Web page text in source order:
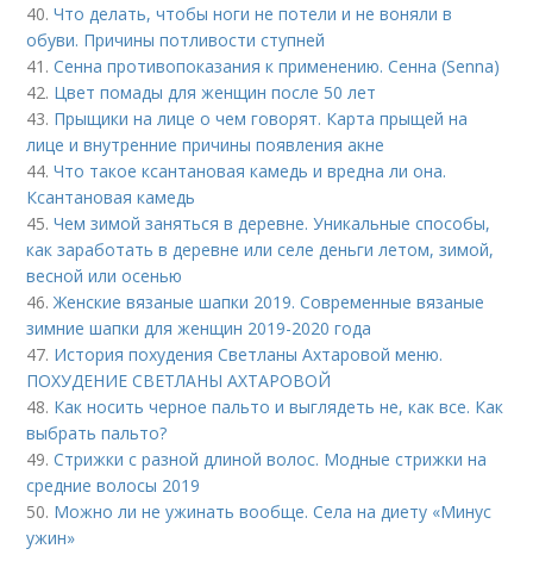
40.Что делать, чтобы ноги не потели и не воняли в
обуви. Причины потливости ступней
41.Сенна противопоказания к применению. Сенна (Senna)
42. Цвет помады для женщин после 50 лет
43. Прыщики на лице о чем говорят. Карта прыщей на
лице и внутренние причины появления акне
44.Что такое ксантановая камедь и вредна ли она.
Ксантановая камедь
45.Чем зимой заняться в деревне. Уникальные способы,
как заработать в деревне или селе деньги летом, зимой,
весной или осенью
46.Женские вязаные шапки 2019. Современные вязаные
зимние шапки для женщин 2019-2020 года
47. История похудения Светланы Ахтаровой меню.
ПОХУДЕНИЕ СВЕТЛАНЫ АХТАРОВОЙ
48. Как носить черное пальто и выглядеть не, как все. Как
выбрать пальто?
49.Стрижки с разной длиной волос. Модные стрижки на
средние волосы 2019
50. Можно ли не ужинать вообще. Села на диету «Минус
ужин»